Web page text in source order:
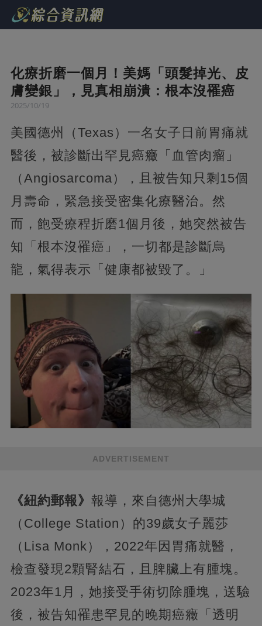
化療折磨一個月！美媽「頭髮掉光、皮
膚變銀」，見真相崩潰：根本沒罹癌
2025/10/19
美國德州（Texas）一名女子日前胃痛就
醫後，被診斷出罕見癌癥「血管肉瘤」
（Angiosarcoma），且被告知只剩15個
月壽命，緊急接受密集化療醫治。然
而，飽受療程折磨1個月後，她突然被告
知「根本沒罹癌」，一切都是診斷烏
龍，氣得表示「健康都被毀了。」
ADVERTISEMENT
《紐約郵報》 報導，來自德州大學城
（College Station）的39歲女子麗莎
（Lisa Monk），2022年因胃痛就醫，
檢查發現2顆腎結石，且脾臟上有腫塊。
2023年1月，她接受手術切除腫塊，送驗
後，被告知罹患罕見的晚期癌癥「透明